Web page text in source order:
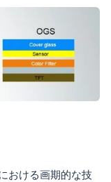
おける画期的な技